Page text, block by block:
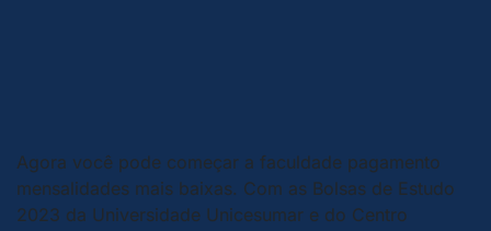
Agora você pode começar a faculdade pagamento
mensalidades mais baixas. Com as Bolsas de Estudo
2023 da Universidade Unicesumar e do Centro